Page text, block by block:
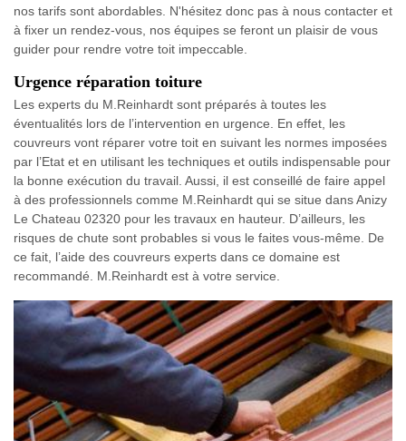
nos tarifs sont abordables. N'hésitez donc pas à nous contacter et
à fixer un rendez-vous, nos équipes se feront un plaisir de vous
guider pour rendre votre toit impeccable.
Urgence réparation toiture
Les experts du M.Reinhardt sont préparés à toutes les
éventualités lors de l’intervention en urgence. En effet, les
couvreurs vont réparer votre toit en suivant les normes imposées
par l’Etat et en utilisant les techniques et outils indispensable pour
la bonne exécution du travail. Aussi, il est conseillé de faire appel
à des professionnels comme M.Reinhardt qui se situe dans Anizy
Le Chateau 02320 pour les travaux en hauteur. D’ailleurs, les
risques de chute sont probables si vous le faites vous-même. De
ce fait, l’aide des couvreurs experts dans ce domaine est
recommandé. M.Reinhardt est à votre service.